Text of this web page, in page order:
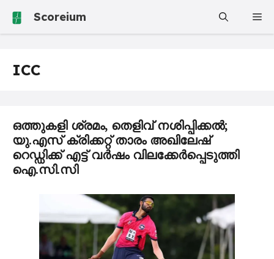
Scoreium
ICC
ഒത്തുകളി ശ്രമം, തെളിവ് നശിപ്പിക്കൽ;
യു.എസ് ക്രിക്കറ്റ് താരം അഖിലേഷ്
റെഡ്ഡിക്ക് എട്ട് വർഷം വിലക്കേർപ്പെടുത്തി
ഐ.സി.സി